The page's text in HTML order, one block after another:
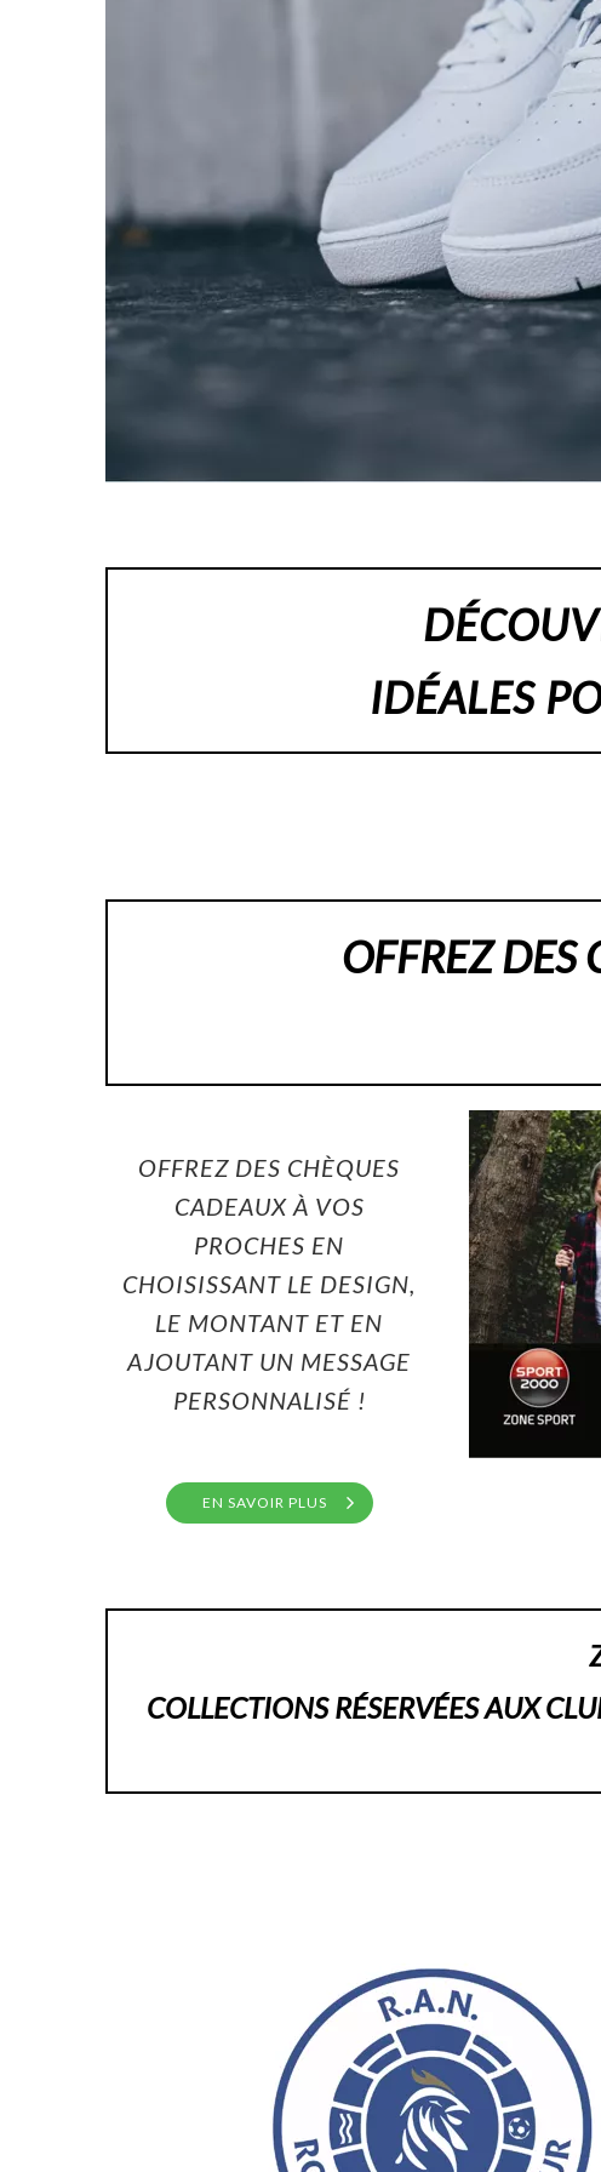
IDÉALES
OFFREZ DES
OFFREZ DES CHÈQUES
CADEAUX À VOS
PROCHES EN
CHOISISSANT LE DESIGN,
LE MONTANT ET EN
AJOUTANT UN MESSAGE
PERSONNALISÉ !
EN SAVOIR PLUS
COLLECTIONS RÉSERVÉES AUX